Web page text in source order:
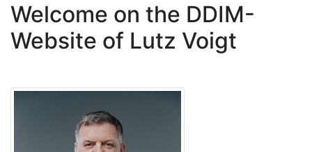
Welcome on the DDIM-
Website of Lutz Voigt